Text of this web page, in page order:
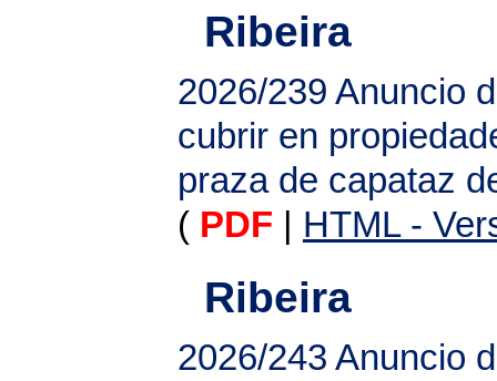
Ribeira
2026/239 Anuncio
cubrir en
praza de capataz
( PDF HTML -
Ribeira
2026/243 Anuncio